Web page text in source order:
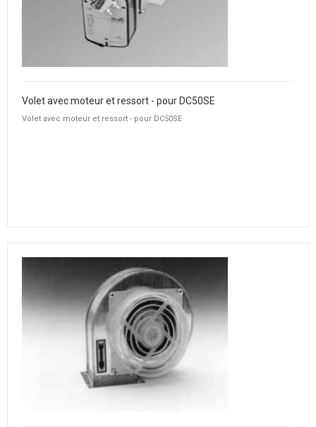
Volet avec moteur et ressort - pour DC50SE
Volet avec moteur et ressort - pour DC50SE